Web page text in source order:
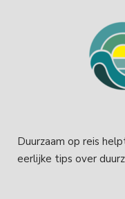
Duurzaam op reis
eerlijke tips over